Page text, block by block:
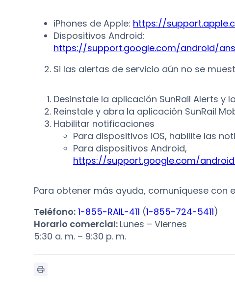
iPhones de Apple: https://
Dispositivos Android:
https://support.google.com/android/
Si las alertas de servicio aún no se
Desinstale la aplicación SunRail Alerts y
Reinstale y abra la aplicación SunRail
Habilitar notificaciones
Para dispositivos iOS, habilite las
Para dispositivos Android,
https://support.google.com/
Para obtener más ayuda, comuníquese con
Teléfono: 1-855-RAIL-411 (1-855-724-5411)
Horario comercial: Lunes – Viernes
5:30 a. m. – 9:30 p. m.